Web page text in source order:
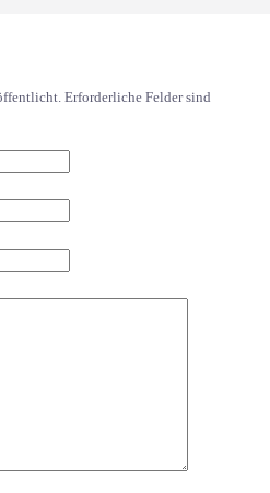
Erforderliche Felder sind